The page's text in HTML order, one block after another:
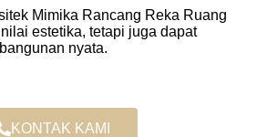
Mimika Rancang Reka Ruang
estetika, tetapi juga dapat
nyata.
KONTAK KAMI